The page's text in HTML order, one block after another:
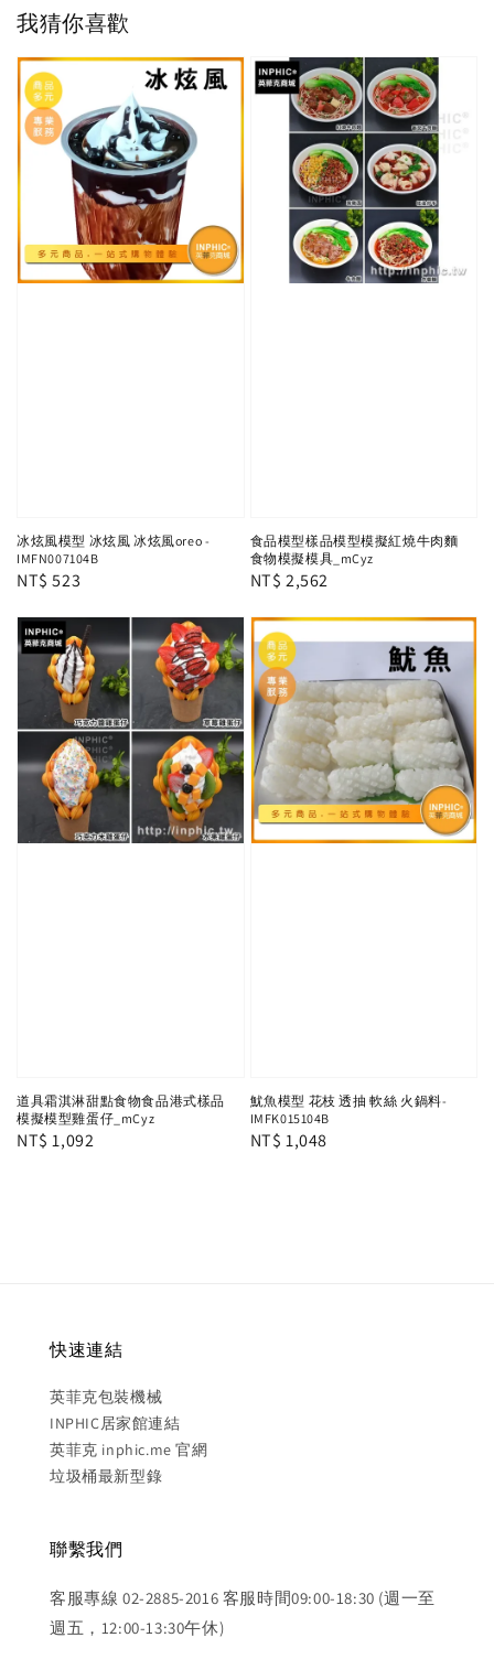
我猜你喜歡
冰炫風模型 冰炫風 冰炫風oreo -
IMFN007104B
Regular
NT$ 523
食品模型樣品模型模擬紅燒牛肉麵
食物模擬模具_mCyz
Regular
NT$ 2,562
道具霜淇淋甜點食物食品港式樣品
模擬模型雞蛋仔_mCyz
Regular
NT$ 1,092
魷魚模型 花枝 透抽 軟絲 火鍋料-
IMFK015104B
Regular
NT$ 1,048
快速連結
英菲克包裝機械
INPHIC居家館連結
英菲克 inphic.me 官網
垃圾桶最新型錄
聯繫我們
客服專線 02-2885-2016 客服時間09:00-18:30 (週一至
週五，12:00-13:30午休)